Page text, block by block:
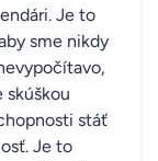
Je to
sme nikdy
skúškou
stáť
Je to